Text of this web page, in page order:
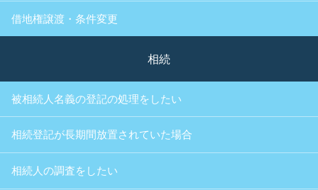
借地権譲渡・条件変更
相続
被相続人名義の登記の処理をしたい
相続登記が長期間放置されていた場合
相続人の調査をしたい